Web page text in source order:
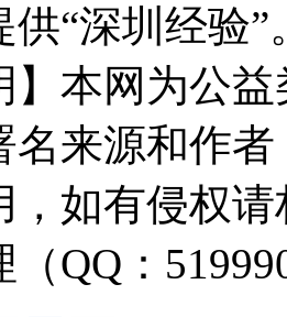
供“深圳经验”
】本网为公
名来源和作
，如有侵权
QQ：